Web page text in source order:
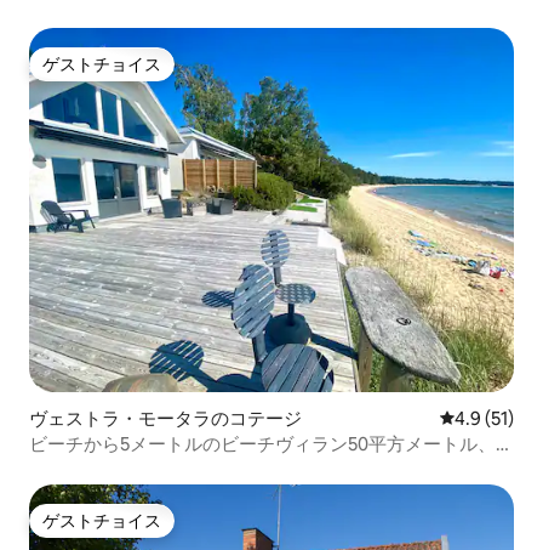
ゲストチョイス
ゲストチョイス
ヴェストラ・モータラのコテージ レビュー51
4.9 (51)
ビーチから5メートルのビーチヴィラン50平方メートル、モ
ゲストチョイス
ゲストチョイス